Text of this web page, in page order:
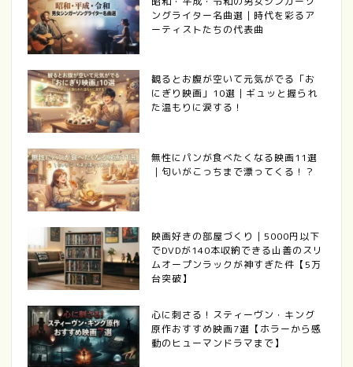
ングライター名曲選｜時代を彩るア
ーティストたちの代表曲
観るとお腹が空いて元気がでる「お
にぎり映画」10選｜ギュッと握られ
た温もりに涙する！
無性にパンが食べたくなる映画11選
｜匂いがこっちまで漂ってくる！？
映画好きの部屋づくり｜5000円以下
でDVDが140本収納できる山善のスリ
ムオープンラックが神すぎた件【5万
台突破】
心に刺さる！スティーヴン・キング
原作おすすめ映画7選【ホラーから感
動のヒューマンドラマまで】